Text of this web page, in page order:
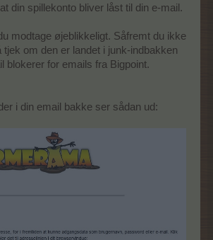
din spillekonto bliver låst til din e-mail.
modtage øjeblikkeligt. Såfremt du ikke
tjek om den er landet i junk-indbakken
blokerer for emails fra Bigpoint.
i din email bakke ser sådan ud: